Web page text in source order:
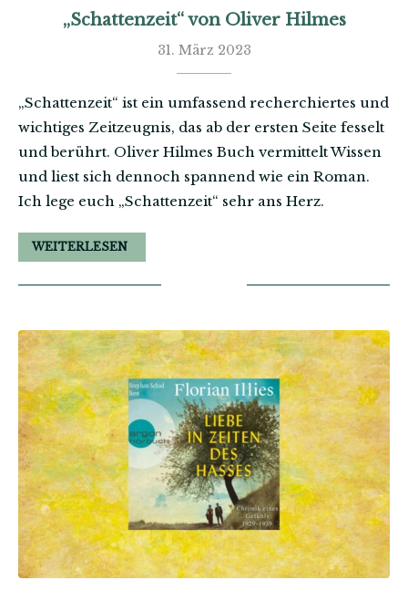
„Schattenzeit“ von Oliver Hilmes
31. März 2023
„Schattenzeit“ ist ein umfassend recherchiertes und
wichtiges Zeitzeugnis, das ab der ersten Seite fesselt
und berührt. Oliver Hilmes Buch vermittelt Wissen
und liest sich dennoch spannend wie ein Roman.
Ich lege euch „Schattenzeit“ sehr ans Herz.
WEITERLESEN